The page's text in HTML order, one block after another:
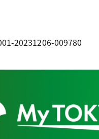
20231206-009780